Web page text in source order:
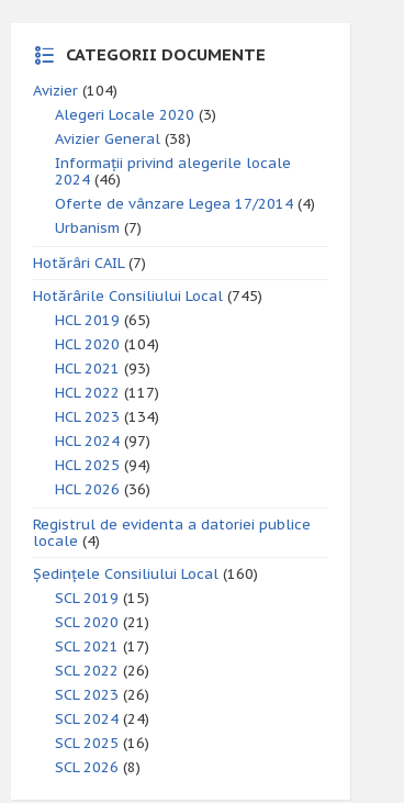
CATEGORII DOCUMENTE
Avizier (104)
Alegeri Locale 2020 (3)
Avizier General (38)
Informații privind alegerile locale
2024 (46)
Oferte de vânzare Legea 17/2014 (4)
Urbanism (7)
Hotărâri CAIL(7)
Hotărârile Consiliului Local (745)
HCL 2019 (65)
HCL 2020 (104)
HCL 2021 (93)
HCL 2022 (117)
HCL 2023 (134)
HCL 2024 (97)
HCL 2025 (94)
HCL 2026 (36)
Registrul de evidenta a datoriei publice
locale (4)
Ședințele Consiliului Local (160)
SCL 2019 (15)
SCL 2020 (21)
SCL 2021 (17)
SCL 2022 (26)
SCL 2023 (26)
SCL 2024 (24)
SCL 2025 (16)
SCL 2026 (8)